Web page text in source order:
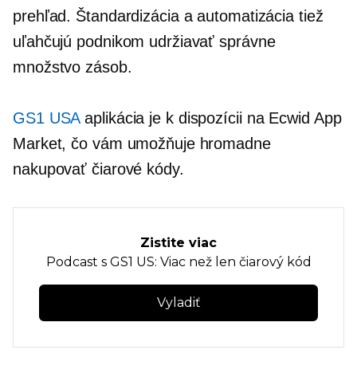
prehľad. Štandardizácia a automatizácia tiež
uľahčujú podnikom udržiavať správne
množstvo zásob.
GS1 USAaplikácia je k dispozícii na Ecwid App
Market, čo vám umožňuje hromadne
nakupovať čiarové kódy.
Zistite viac
Podcast s GS1 US: Viac než len čiarový kód
Vyladiť